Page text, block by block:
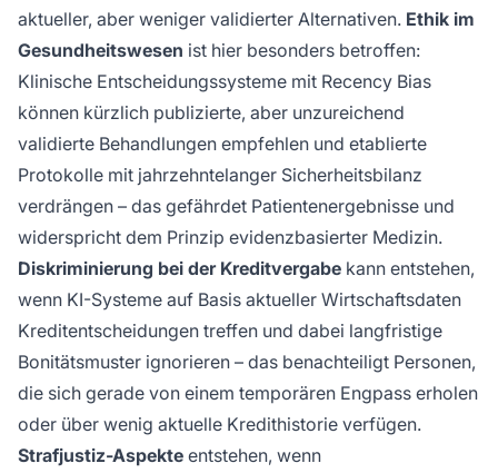
aktueller, aber weniger validierter Alternativen. Ethik im
Gesundheitswesen ist hier besonders betroffen:
Klinische Entscheidungssysteme mit Recency Bias
können kürzlich publizierte, aber unzureichend
validierte Behandlungen empfehlen und etablierte
Protokolle mit jahrzehntelanger Sicherheitsbilanz
verdrängen – das gefährdet Patientenergebnisse und
widerspricht dem Prinzip evidenzbasierter Medizin.
Diskriminierung bei der Kreditvergabe kann entstehen,
wenn KI-Systeme auf Basis aktueller Wirtschaftsdaten
Kreditentscheidungen treffen und dabei langfristige
Bonitätsmuster ignorieren – das benachteiligt Personen,
die sich gerade von einem temporären Engpass erholen
oder über wenig aktuelle Kredithistorie verfügen.
Strafjustiz-Aspekte entstehen, wenn